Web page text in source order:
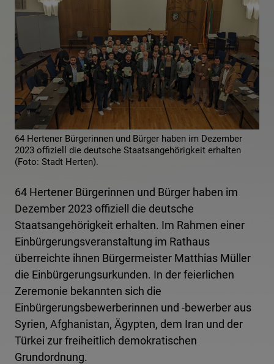
64 Hertener Bürgerinnen und Bürger haben im Dezember
2023 offiziell die deutsche Staatsangehörigkeit erhalten
(Foto: Stadt Herten).
64 Hertener Bürgerinnen und Bürger haben im
Dezember 2023 offiziell die deutsche
Staatsangehörigkeit erhalten. Im Rahmen einer
Einbürgerungsveranstaltung im Rathaus
überreichte ihnen Bürgermeister Matthias Müller
die Einbürgerungsurkunden. In der feierlichen
Zeremonie bekannten sich die
Einbürgerungsbewerberinnen und -bewerber aus
Syrien, Afghanistan, Ägypten, dem Iran und der
Türkei zur freiheitlich demokratischen
Grundordnung.